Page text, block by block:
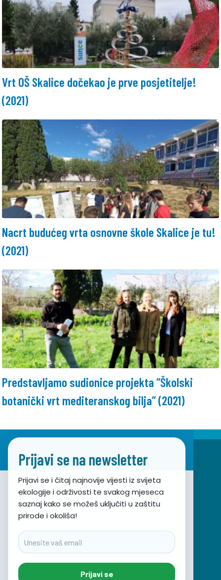
Vrt OŠ Skalice dočekao je prve posjetitelje!
(2021)
Nacrt budućeg vrta osnovne škole Skalice je tu!
(2021)
Predstavljamo sudionice projekta “Školski
botanički vrt mediteranskog bilja” (2021)
Prijavi se na newsletter
Prijavi se i čitaj najnovije vijesti iz svijeta
ekologije i održivosti te svakog mjeseca
saznaj kako se možeš uključiti u zaštitu
prirode i okoliša!
Email
Prijavi se
Udruga za prirodu, okoliš i održivi razvoj Sunce
Obala hrvatskog narodnog preporoda 7
21000 Split, Hrvatska
email:info@sunce-st.org
Tel: +385.21.360779
Fax: +385.21.317254